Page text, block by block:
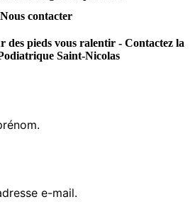
Nous contacter
des pieds vous ralentir - Contactez la
Saint-Nicolas